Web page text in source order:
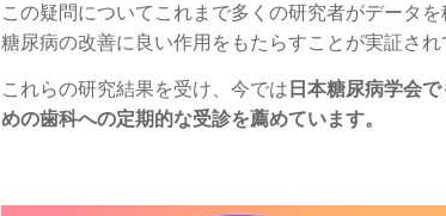
この疑問について これまで多くの研究者がデータを
糖尿病の改善に良い作用を もたらすことが実証され
これらの研究結果を受け、今では 日本糖尿病学会
めの歯科への定期的な受診を薦めています。